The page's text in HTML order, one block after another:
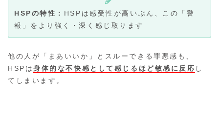
HSPの特性： HSPは感受性が高いぶん、この「警
報」をより強く・深く感じ取ります
他の人が「まあいいか」とスルーできる罪悪感も、
HSPは身体的な不快感として感じるほど敏感に反応 し
てしまいます。